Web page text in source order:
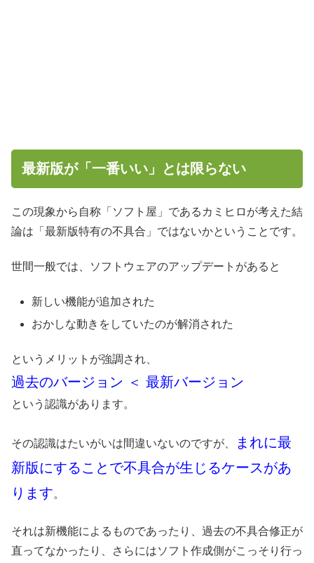
最新版が「一番いい」とは限らない
この現象から自称「ソフト屋」であるカミヒロが考えた結
論は「最新版特有の不具合」ではないかということです。
世間一般では、ソフトウェアのアップデートがあると
新しい機能が追加された
おかしな動きをしていたのが解消された
というメリットが強調され、
過去のバージョン ＜ 最新バージョン
という認識があります。
その認識はたいがいは間違いないのですが、
まれに最
新版にすることで不具合が生じるケースがあ
ります。
それは新機能によるものであったり、過去の不具合修正が
直ってなかったり、さらにはソフト作成側がこっそり行っ